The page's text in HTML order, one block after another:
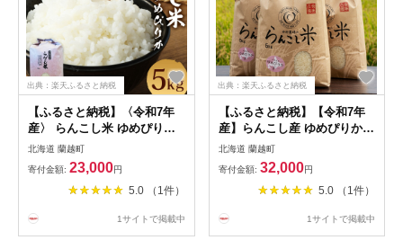
出典：楽天ふるさと納税
【ふるさと納税】〈令和7年
産〉 らんこし米 ゆめぴりか
5kg【タナカ農園】 お米 白米
精米 令和7年産 北海道産 送
料無料 【順次発送】
北海道 蘭越町
寄付金額: 23,000円
5.0 （1件）
1サイトで掲載中
出典：楽天ふるさと納税
【ふるさと納税】【令和7年
産】らんこし産 ゆめぴりか
白米 【中村農場】 5kg /
10kg 選べる内容量 精米 お米
米 ご飯 ごはん ライス 単一原
料米 令和7年産米 常温 蘭越
送料無料 【10kg：2025年10
北海道 蘭越町
寄付金額: 32,000円
5.0 （1件）
1サイトで掲載中